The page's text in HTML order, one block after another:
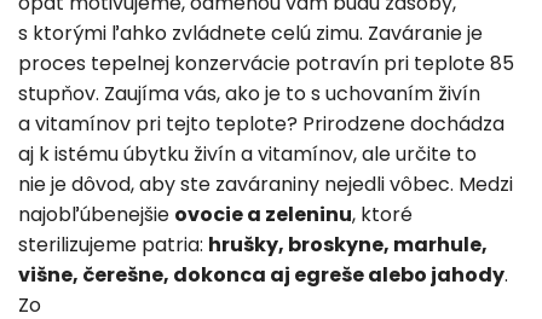
s ktorými ľahko zvládnete celú zimu. Zaváranie je
proces tepelnej konzervácie potravín pri teplote 85
stupňov. Zaujíma vás, ako je to s uchovaním živín
a vitamínov pri tejto teplote? Prirodzene dochádza
aj k istému úbytku živín a vitamínov, ale určite to
nie je dôvod, aby ste zaváraniny nejedli vôbec. Medzi
najobľúbenejšie ovocie a zeleninu, ktoré
sterilizujeme patria: hrušky, broskyne, marhule,
višne, čerešne, dokonca aj egreše alebo jahody.
Zo